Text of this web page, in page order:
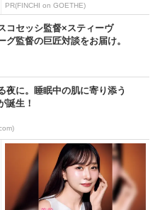
PR(FINCHI on GOETHE)
コセッシ監督×スティーヴ
グ監督の巨匠対談をお届け。
夜に。睡眠中の肌に寄り添う
誕生！